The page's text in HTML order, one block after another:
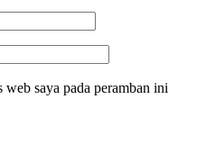
web saya pada peramban ini